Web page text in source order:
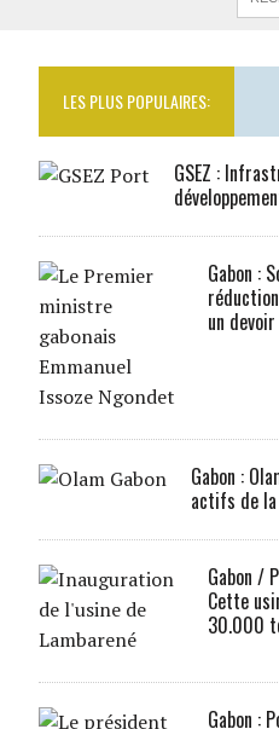
LES PLUS POPULAIRES:
GSEZ :
Gabon :
un
Gabon :
actifs de la
Gabon /
Cette
30.000
Gabon :